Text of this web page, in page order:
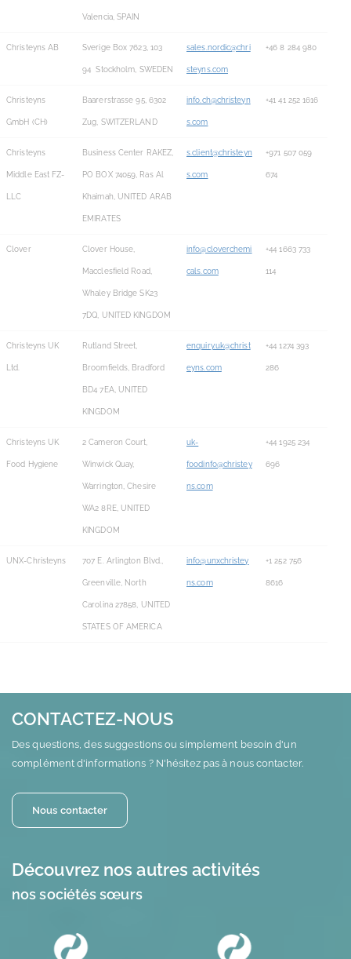
Valencia, SPAIN
Christeyns AB Sverige Box 7623, 103
94 Stockholm, SWEDEN
sales.nordic@chri
steyns.com
+46 8 284 980
Christeyns
GmbH (CH)
Baarerstrasse 95, 6302
Zug, SWITZERLAND
info.ch@christeyn
s.com
+41 41 252 1616
Christeyns
Middle East FZ-
LLC
Business Center RAKEZ,
PO BOX 74059, Ras Al
Khaimah, UNITED ARAB
EMIRATES
s.client@christeyn
s.com
+971 507 059
674
Clover Clover House,
Macclesfield Road,
Whaley Bridge SK23
7DQ, UNITED KINGDOM
info@cloverchemi
cals.com
+44 1663 733
114
Christeyns UK
Ltd.
Rutland Street,
Broomfields, Bradford
BD4 7EA, UNITED
KINGDOM
enquiry.uk@christ
eyns.com
+44 1274 393
286
Christeyns UK
Food Hygiene
2 Cameron Court,
Winwick Quay,
Warrington, Chesire
WA2 8RE, UNITED
KINGDOM
uk-
foodinfo@christey
ns.com
+44 1925 234
696
UNX-Christeyns 707 E. Arlington Blvd.,
Greenville, North
Carolina 27858, UNITED
STATES OF AMERICA
info@unxchristey
ns.com
+1 252 756
8616
CONTACTEZ-NOUS
Des questions, des suggestions ou simplement besoin d'un
complément d'informations ? N'hésitez pas à nous contacter.
Nous contacter
Découvrez nos autres activités
nos sociétés sœurs